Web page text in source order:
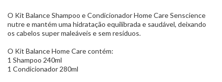
O Kit Balance Shampoo e Condicionador Home Care Senscience
nutre e mantém uma hidratação equilibrada e saudável, deixando
os cabelos super maleáveis e sem resíduos.
O Kit Balance Home Care contém:
1 Shampoo 240ml
1 Condicionador 280ml